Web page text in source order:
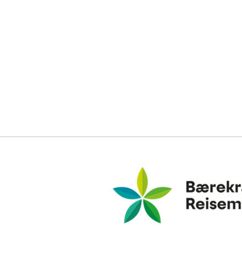
Bærekraftig Reisemål